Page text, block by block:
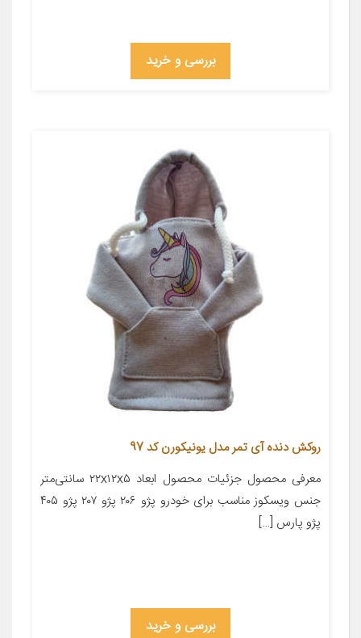
بررسی و خرید
روکش دنده آی تمر مدل یونیکورن کد 97
معرفی محصول جزئیات محصول ابعاد ۲۲x۱۲x۵ سانتی‌متر
جنس ویسکوز مناسب برای خودرو پژو ۲۰۶ پژو ۲۰۷ پژو ۴۰۵
پژو پارس […]
بررسی و خرید